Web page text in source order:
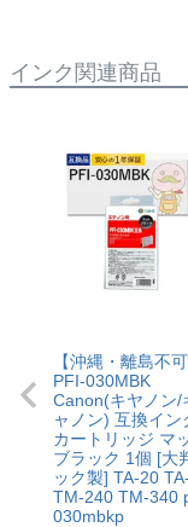
・商品を返送す
・保証対象と
こと
・当店で定め
る前に当店へ
・返品理由が
等お客様都合で
作方法によって
【適用条件】
・修理に出さ
と。
・プリンター
書類（保証書
・当店の商品
ものではないこ
・メーカーの出
インク関連商品
【沖縄・離島不可
PFI-030MBK
Canon(キヤノン/
ャノン) 互換イン
カートリッジ マ
ブラック 1個 [大
ック製] TA-20
TM-240 TM-340
030mbkp